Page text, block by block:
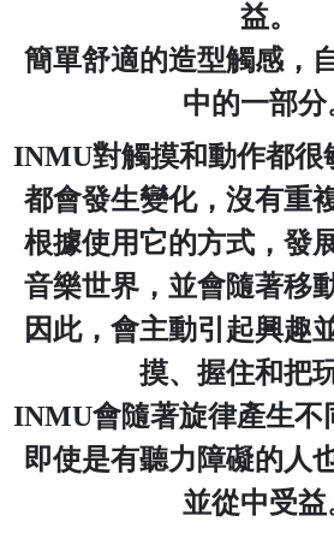
益。
簡單舒適的造型觸感，
中的一部分
INMU對觸摸和動作都很
都會發生變化，沒有重
根據使用它的方式，發
音樂世界，並會隨著移
因此，會主動引起興趣
摸、握住和把
INMU會隨著旋律產生不
即使是有聽力障礙的人
並從中受益